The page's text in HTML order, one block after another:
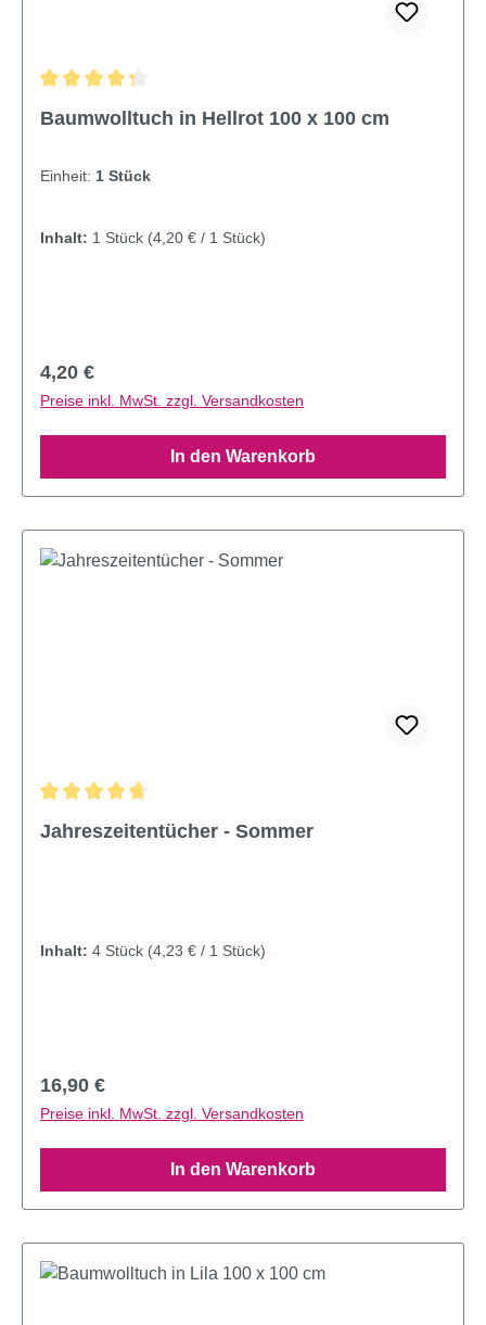
Baumwolltuch in Hellrot 100 x 100 cm
Einheit: 1 Stück
Inhalt: 1 Stück (4,20 € / 1 Stück)
Regulärer Preis:
4,20 €
Preise inkl. MwSt. zzgl. Versandkosten
In den Warenkorb
Jahreszeitentücher - Sommer
Inhalt: 4 Stück (4,23 € / 1 Stück)
Regulärer Preis:
16,90 €
Preise inkl. MwSt. zzgl. Versandkosten
In den Warenkorb